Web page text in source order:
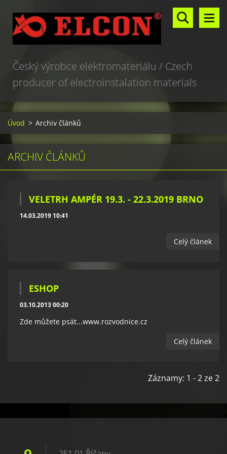
Český výrobce elektromateriálu / Czech
producer of electroinstalation materials
Úvod > Archiv článků
ARCHIV ČLÁNKŮ
VELETRH AMPÉR 19.3. - 22.3.2019 BRNO
14.03.2019 10:41
Celý článek
ESHOP
03.10.2013 00:20
Zde můžete psát...www.rozvodnice.cz
Celý článek
Záznamy: 1 - 2 ze 2